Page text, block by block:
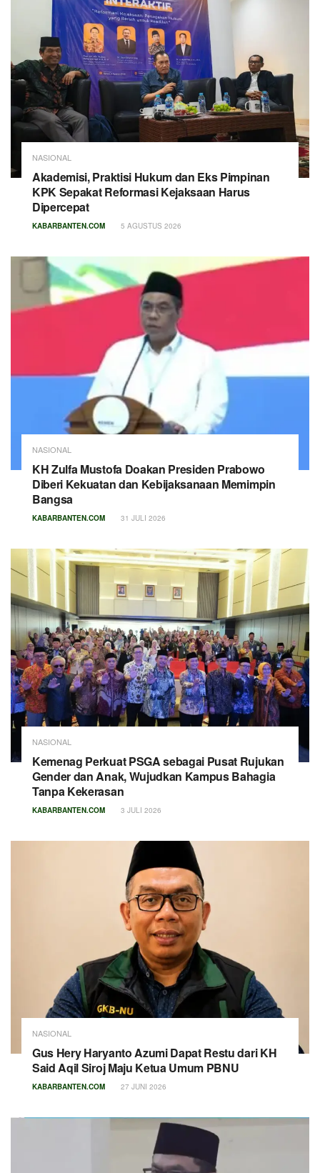
NASIONAL
Akademisi, Praktisi Hukum dan Eks Pimpinan
KPK Sepakat Reformasi Kejaksaan Harus
Dipercepat
KABARBANTEN.COM 5 AGUSTUS 2026
NASIONAL
KH Zulfa Mustofa Doakan Presiden Prabowo
Diberi Kekuatan dan Kebijaksanaan Memimpin
Bangsa
KABARBANTEN.COM 31 JULI 2026
NASIONAL
Kemenag Perkuat PSGA sebagai Pusat Rujukan
Gender dan Anak, Wujudkan Kampus Bahagia
Tanpa Kekerasan
KABARBANTEN.COM 3 JULI 2026
NASIONAL
Gus Hery Haryanto Azumi Dapat Restu dari KH
Said Aqil Siroj Maju Ketua Umum PBNU
KABARBANTEN.COM 27 JUNI 2026